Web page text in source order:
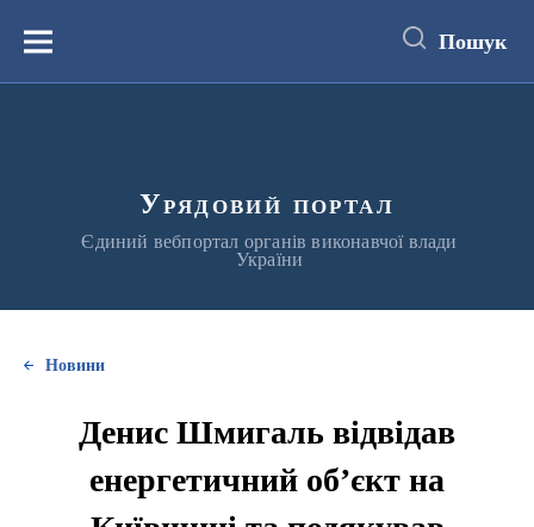
вмістуМеню Пошук
Урядовий портал
Єдиний вебпортал органів виконавчої влади
України
Новини
Денис Шмигаль відвідав
енергетичний об’єкт на